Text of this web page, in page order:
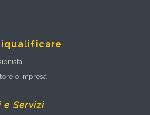
o Impresa
e Servizi